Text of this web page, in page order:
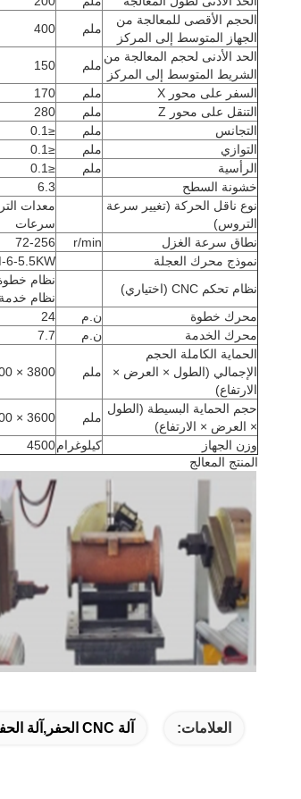
الحجم الأقصى للمعالجة من
الجهاز المتوسط إلى المركز
ملم 400
الحد الأدنى لحجم المعالجة من
الشريط المتوسط إلى المركز
ملم 150
السفر على محور X
ملم 170
التنقل على محور Z
ملم 280
التجانس
ملم ≤0.1
التوازي
ملم ≤0.1
الرأسية
ملم ≤0.1
خشونة السطح
6.3
نوع ناقل الحركة (تغيير سرعة
التروس)
سرعات
نطاق سرعة الغزل
r/min
72-256
نموذج محرك العجلة
6-5.5KW
نظام تحكم CNC (اختياري)
نظام
نظام
محرك خطوة
ن.م 24
محرك الخدمة
ن.م 7.7
الحماية الكاملة الحجم
الإجمالي (الطول × العرض ×
الارتفاع)
ملم 3800 × 2700 × 1700
حجم الحماية البسيطة (الطول
× العرض × الارتفاع)
ملم 3600 × 2600 × 1700
وزن الجهاز
كيلوغرام4500
المنتج المعالج
العلامات: آلة CNC الحفر,آلة الحفر والطحن,دورة حفر CNC